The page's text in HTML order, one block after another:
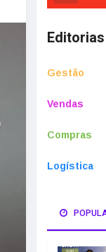
Editorias
Gestão
Vendas
Compras
Logística